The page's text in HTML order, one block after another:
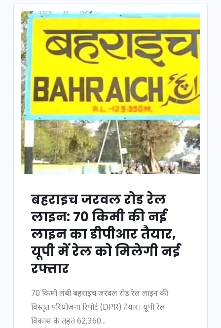
बहराइच जरवल रोड रेल
लाइन: 70 किमी की नई
लाइन का डीपीआर तैयार,
यूपी में रेल को मिलेगी नई
रफ्तार
70 किमी लंबी बहराइच जरवल रोड रेल लाइन की
विस्तृत परियोजना रिपोर्ट (DPR) तैयार। यूपी रेल
विकास के तहत 62,360...